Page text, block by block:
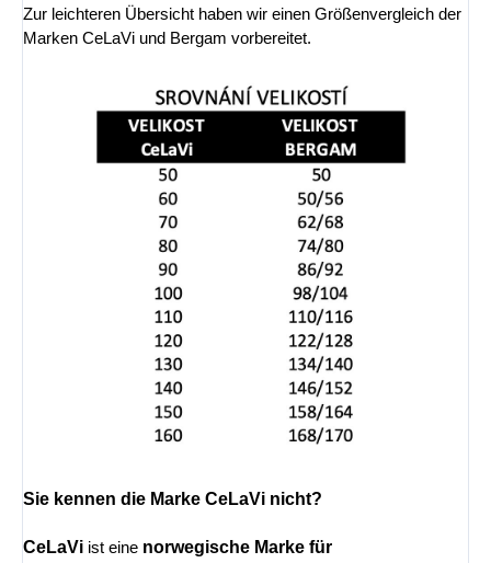
Zur leichteren Übersicht haben wir einen Größenvergleich der
Marken CeLaVi und Bergam vorbereitet.
Sie kennen die Marke CeLaVi nicht?
CeLaVi ist eine norwegische Marke für